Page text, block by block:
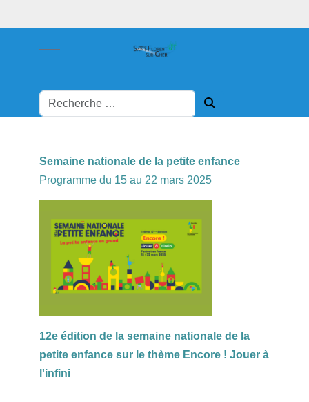
Mobile Menu Toggle
Semaine nationale de la petite enfance
Programme du 15 au 22 mars 2025
12e édition de la semaine nationale de la
petite enfance sur le thème Encore ! Jouer à
l'infini